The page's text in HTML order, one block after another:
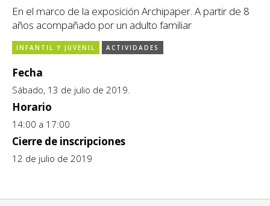
CCE en el interior/libros
Espacio itinerante de lectura infantil
Exposiciones
Formación
Género y Diversidad
Infantil y Juvenil
Medio Ambiente
En el marco de la exposición Archipaper. A partir de 8
años acompañado por un adulto familiar
INFANTIL Y JUVENIL ACTIVIDADES
Fecha
Sábado, 13 de julio de 2019.
Horario
14:00 a 17:00
Cierre de inscripciones
12 de julio de 2019